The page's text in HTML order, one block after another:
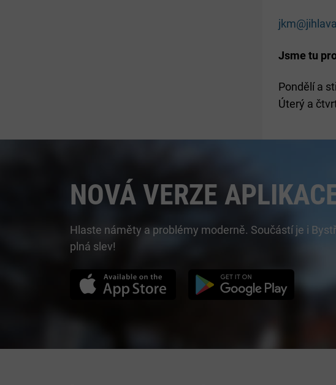
Jsme tu
Pondělí a
Úterý a
NOVÁ VERZE
Hlaste náměty a problémy moderně. Součástí je i
plná slev!